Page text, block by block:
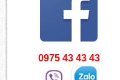
0975 43 43 43